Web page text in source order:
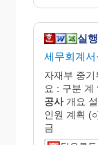
실
세무회계서
자재부 중
요 : 구분 계
공사개요
인원 계획
금